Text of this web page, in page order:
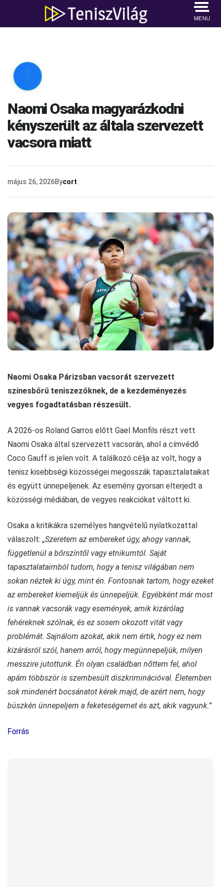
MENU

Naomi Osaka magyarázkodni
kényszerült az általa szervezett
vacsora miatt
május 26, 2026Bycort
Naomi Osaka Párizsban vacsorát szervezett
színesbőrű teniszezőknek, de a kezdeményezés
vegyes fogadtatásban részesült.
A 2026-os Roland Garros előtt Gael Monfils részt vett
Naomi Osaka által szervezett vacsorán, ahol a címvédő
Coco Gauff is jelen volt. A találkozó célja az volt, hogy a
tenisz kisebbségi közösségei megosszák tapasztalataikat
és együtt ünnepeljenek. Az esemény gyorsan elterjedt a
közösségi médiában, de vegyes reakciókat váltott ki.
Osaka a kritikákra személyes hangvételű nyilatkozattal
válaszolt: „Szeretem az embereket úgy, ahogy vannak,
függetlenül a bőrszíntől vagy etnikumtól. Saját
tapasztalataimból tudom, hogy a tenisz világában nem
sokan néztek ki úgy, mint én. Fontosnak tartom, hogy ezeket
az embereket kiemeljük és ünnepeljük. Egyébként már most
is vannak vacsorák vagy események, amik kizárólag
fehéreknek szólnak, és ez sosem okozott vitát vagy
problémát. Sajnálom azokat, akik nem értik, hogy ez nem
kizárásról szól, hanem arról, hogy megünnepeljük, milyen
messzire jutottunk. Én olyan családban nőttem fel, ahol
apám többször is szembesült diszkriminációval. Életemben
sok mindenért bocsánatot kérek majd, de azért nem, hogy
büszkén ünnepeljem a feketeségemet és azt, akik vagyunk.”
Forrás